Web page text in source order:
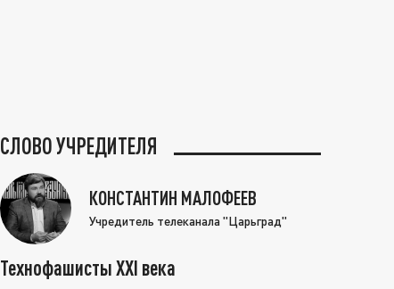
СЛОВО УЧРЕДИТЕЛЯ
КОНСТАНТИН МАЛОФЕЕВ
Учредитель телеканала "Царьград"
Технофашисты XXI века